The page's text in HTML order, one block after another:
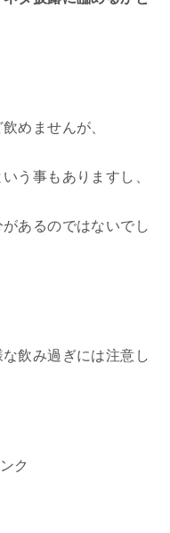
めませんが、
う事もありますし、
あるのではないでし
飲み過ぎには注意し
ク